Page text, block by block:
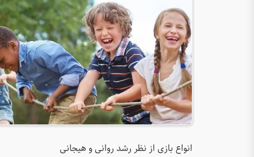
انواع بازی از نظر رشد روانی و هیجانی